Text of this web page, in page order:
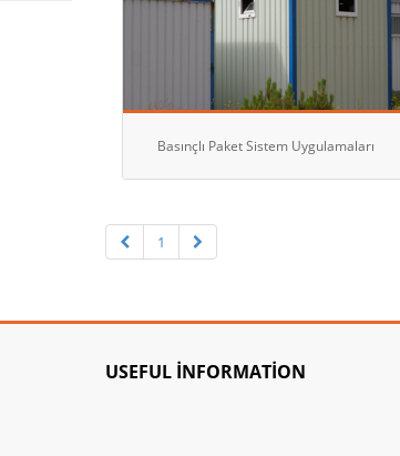
Basınçlı Paket Sistem Uygulamaları
1
USEFUL INFORMATION